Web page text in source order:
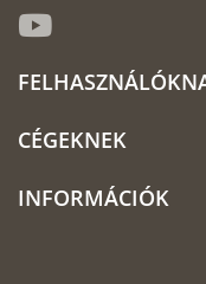
CÉGEKNEK
INFORMÁCIÓK